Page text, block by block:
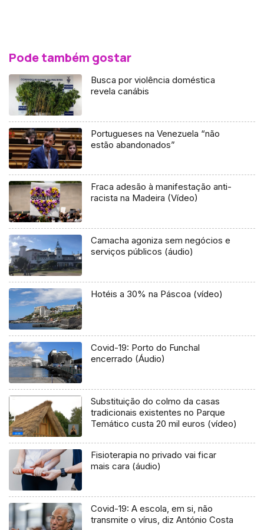
Pode também gostar
Busca por violência doméstica
revela canábis
Portugueses na Venezuela “não
estão abandonados”
Fraca adesão à manifestação anti-
racista na Madeira (Vídeo)
Camacha agoniza sem negócios e
serviços públicos (áudio)
Hotéis a 30% na Páscoa (vídeo)
Covid-19: Porto do Funchal
encerrado (Áudio)
Substituição do colmo da casas
tradicionais existentes no Parque
Temático custa 20 mil euros (vídeo)
Fisioterapia no privado vai ficar
mais cara (áudio)
Covid-19: A escola, em si, não
transmite o vírus, diz António Costa